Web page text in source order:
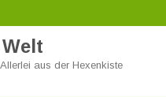
aus der Hexenkiste